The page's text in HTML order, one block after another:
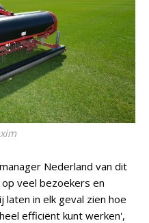
Nederland van dit
veel bezoekers en
in elk geval zien hoe
efficiënt kunt werken',